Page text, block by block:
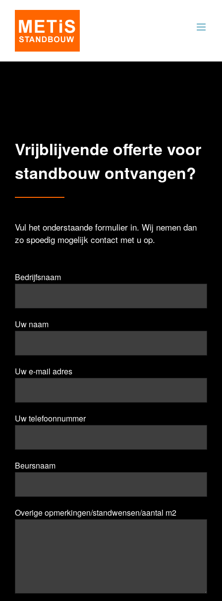
inhoud
Vrijblijvende offerte voor
standbouw ontvangen?
Vul het onderstaande formulier in. Wij nemen dan
zo spoedig mogelijk contact met u op.
Bedrijfsnaam
Uw naam
Uw e-mail adres
Uw telefoonnummer
Beursnaam
Overige opmerkingen/standwensen/aantal m2